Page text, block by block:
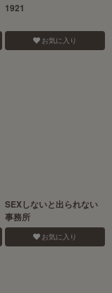
1921
お気に入り
SEXしないと出られない
事務所
お気に入り